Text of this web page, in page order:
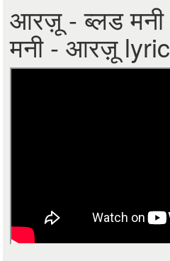
आरज़ू - ब्लड
मनी - आरज़ू